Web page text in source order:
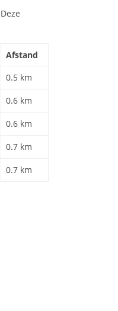
Afstand
0.5 km
0.6 km
0.6 km
0.7 km
0.7 km